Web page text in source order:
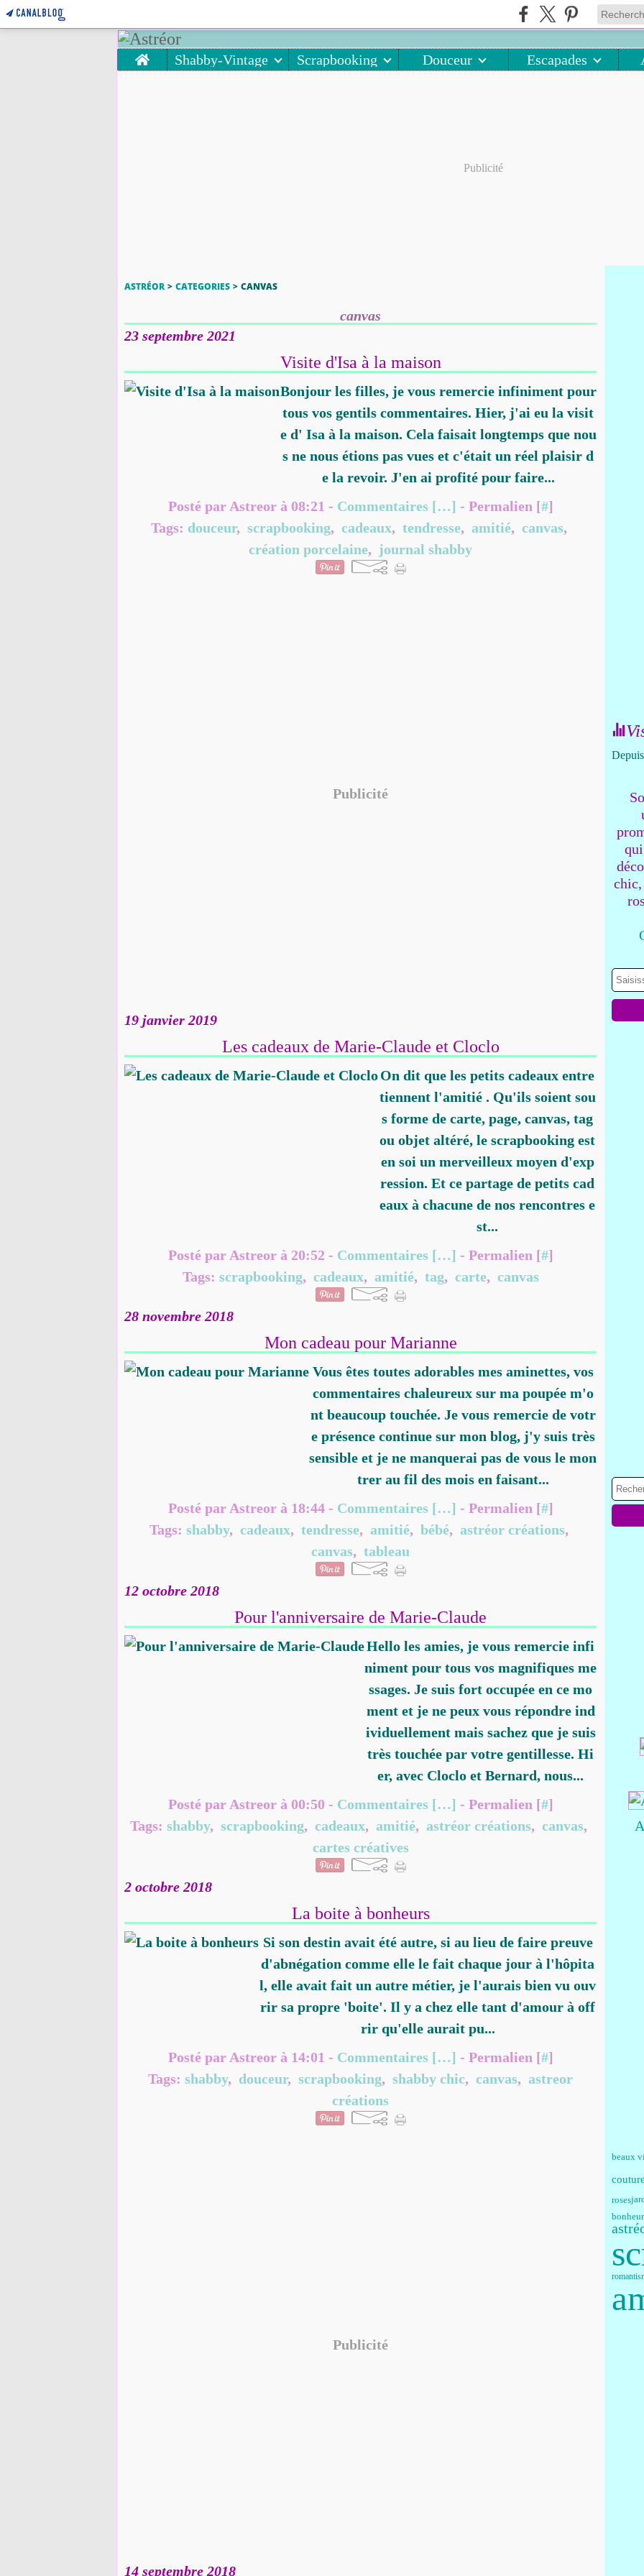
Home Shabby-Vintage Scrapbooking Douceur Escapades
Publicité
ASTRÉOR > CATEGORIES > CANVAS
canvas
23 septembre 2021
Visite d'Isa à la maison
Bonjour les filles, je vous remercie infiniment pour
tous vos gentils commentaires. Hier, j'ai eu la visit
e d' Isa à la maison. Cela faisait longtemps que nou
s ne nous étions pas vues et c'était un réel plaisir d
e la revoir. J'en ai profité pour faire...
Posté par Astreor à 08:21 - Commentaires […] - Permalien [#]
Tags: douceur, scrapbooking, cadeaux, tendresse, amitié, canvas,
création porcelaine, journal shabby
Publicité
19 janvier 2019
Les cadeaux de Marie-Claude et Cloclo
On dit que les petits cadeaux entre
tiennent l'amitié . Qu'ils soient sou
s forme de carte, page, canvas, tag
ou objet altéré, le scrapbooking est
en soi un merveilleux moyen d'exp
ression. Et ce partage de petits cad
eaux à chacune de nos rencontres e
st...
Posté par Astreor à 20:52 - Commentaires […] - Permalien [#]
Tags: scrapbooking, cadeaux, amitié, tag, carte, canvas
28 novembre 2018
Mon cadeau pour Marianne
Vous êtes toutes adorables mes aminettes, vos
commentaires chaleureux sur ma poupée m'o
nt beaucoup touchée. Je vous remercie de votr
e présence continue sur mon blog, j'y suis très
sensible et je ne manquerai pas de vous le mon
trer au fil des mois en faisant...
Posté par Astreor à 18:44 - Commentaires […] - Permalien [#]
Tags: shabby, cadeaux, tendresse, amitié, bébé, astréor créations,
canvas, tableau
12 octobre 2018
Pour l'anniversaire de Marie-Claude
Hello les amies, je vous remercie infi
niment pour tous vos magnifiques me
ssages. Je suis fort occupée en ce mo
ment et je ne peux vous répondre ind
ividuellement mais sachez que je suis
très touchée par votre gentillesse. Hi
er, avec Cloclo et Bernard, nous...
Posté par Astreor à 00:50 - Commentaires […] - Permalien [#]
Tags: shabby, scrapbooking, cadeaux, amitié, astréor créations, canvas,
cartes créatives
2 octobre 2018
La boite à bonheurs
Si son destin avait été autre, si au lieu de faire preuve
d'abnégation comme elle le fait chaque jour à l'hôpita
l, elle avait fait un autre métier, je l'aurais bien vu ouv
rir sa propre 'boite'. Il y a chez elle tant d'amour à off
rir qu'elle aurait pu...
Posté par Astreor à 14:01 - Commentaires […] - Permalien [#]
Tags: shabby, douceur, scrapbooking, shabby chic, canvas, astreor
créations
Publicité
14 septembre 2018
beaux
couture
roses
bonheur